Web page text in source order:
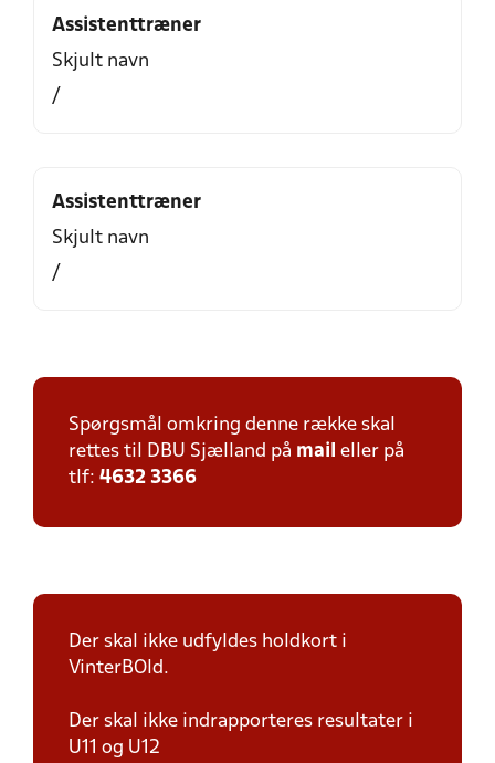
Assistenttræner
Skjult navn
/
Assistenttræner
Skjult navn
/
Spørgsmål omkring denne række skal
rettes til DBU Sjælland på mail eller på
tlf: 4632 3366
Der skal ikke udfyldes holdkort i
VinterBOld.
Der skal ikke indrapporteres resultater i
U11 og U12